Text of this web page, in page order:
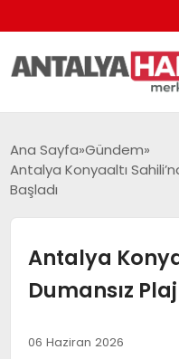
ANASAYFA
GÜNDEM
BELEDIYELER
Ana Sayfa Gündem
Antalya Konyaaltı
Başladı
Antalya
Dumansız
06 Haziran 2026